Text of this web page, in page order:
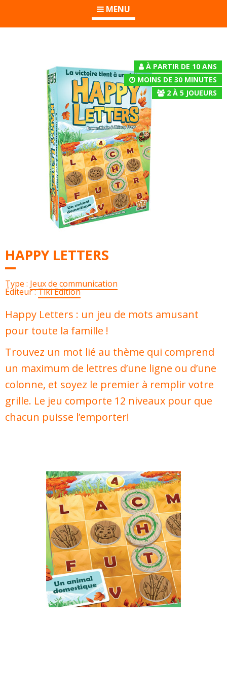
MENU
À PARTIR DE 10 ANS
MOINS DE 30 MINUTES
2 À 5 JOUEURS
HAPPY LETTERS
Type : Jeux de communication
Éditeur :Tiki Edition
Happy Letters : un jeu de mots amusant
pour toute la famille !
Trouvez un mot lié au thème qui comprend
un maximum de lettres d’une ligne ou d’une
colonne, et soyez le premier à remplir votre
grille. Le jeu comporte 12 niveaux pour que
chacun puisse l’emporter!